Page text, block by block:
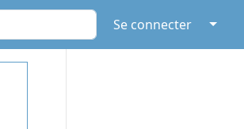
Se connecter ↓